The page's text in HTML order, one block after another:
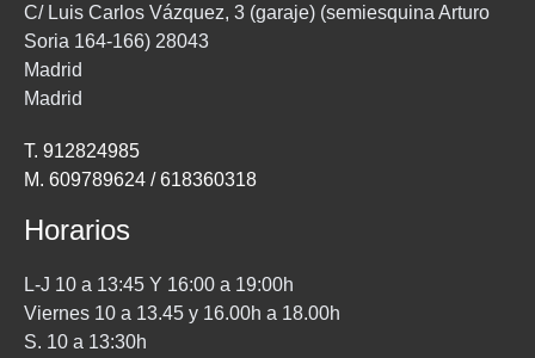
C/ Luis Carlos Vázquez, 3 (garaje) (semiesquina Arturo
Soria 164-166) 28043
Madrid
Madrid
T. 912824985
M. 609789624 / 618360318
Horarios
L-J 10 a 13:45 Y 16:00 a 19:00h
Viernes 10 a 13.45 y 16.00h a 18.00h
S. 10 a 13:30h